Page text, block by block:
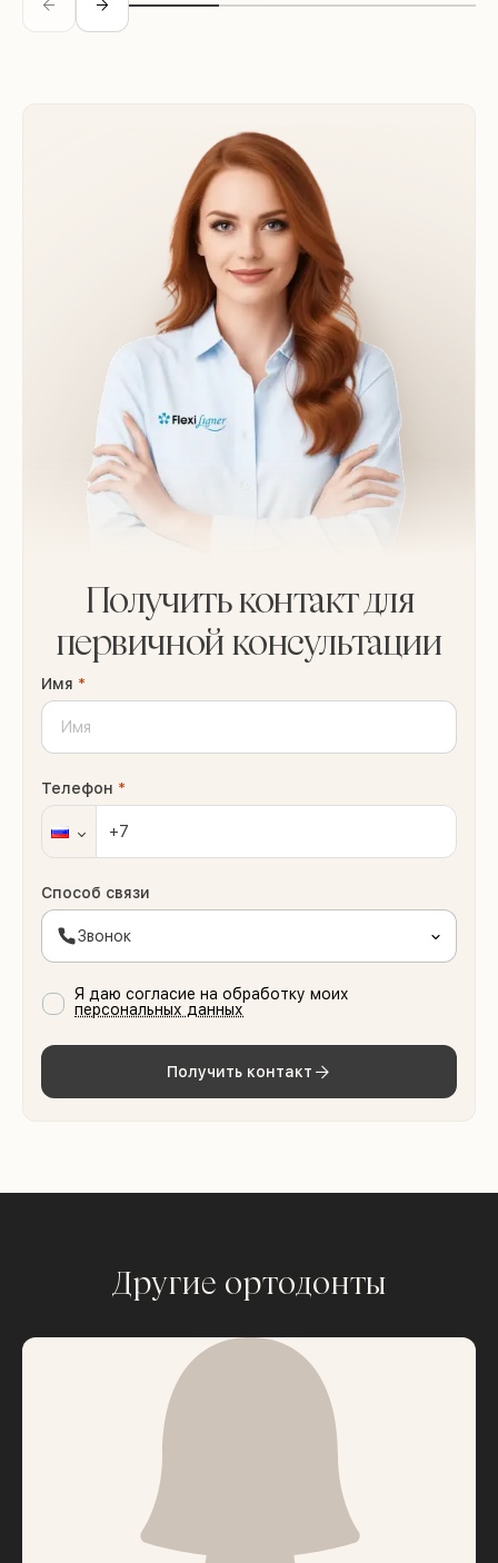
Получить контакт для
первичной консультации
Имя *
Телефон *
Способ связи
Звонок
Я даю согласие на обработку моих
персональных данных
Получить контакт
Другие ортодонты